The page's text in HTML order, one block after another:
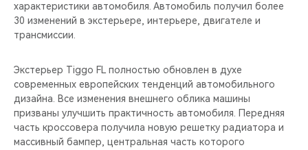
CHERY ДЛЯ ДЕТЕЙ
характеристики автомобиля. Автомобиль получил более
30 изменений в экстерьере, интерьере, двигателе и
трансмиссии.
Экстерьер Tiggo FL полностью обновлен в духе
современных европейских тенденций автомобильного
дизайна. Все изменения внешнего облика машины
призваны улучшить практичность автомобиля. Передняя
часть кроссовера получила новую решетку радиатора и
массивный бампер, центральная часть которого